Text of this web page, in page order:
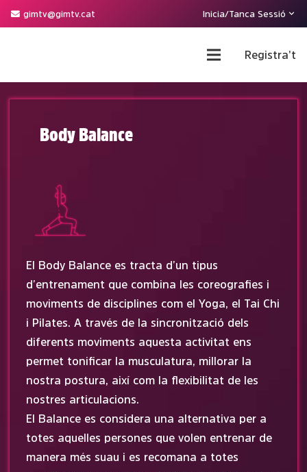
gimtv@gimtv.cat Inicia/Tanca Sessió
Registra't
Body Balance
El Body Balance es tracta d’un tipus
d’entrenament que combina les coreografies i
moviments de disciplines com el Yoga, el Tai Chi
i Pilates. A través de la sincronització dels
diferents moviments aquesta activitat ens
permet tonificar la musculatura, millorar la
nostra postura, així com la flexibilitat de les
nostres articulacions.
El Balance es considera una alternativa per a
totes aquelles persones que volen entrenar de
manera més suau i es recomana a totes